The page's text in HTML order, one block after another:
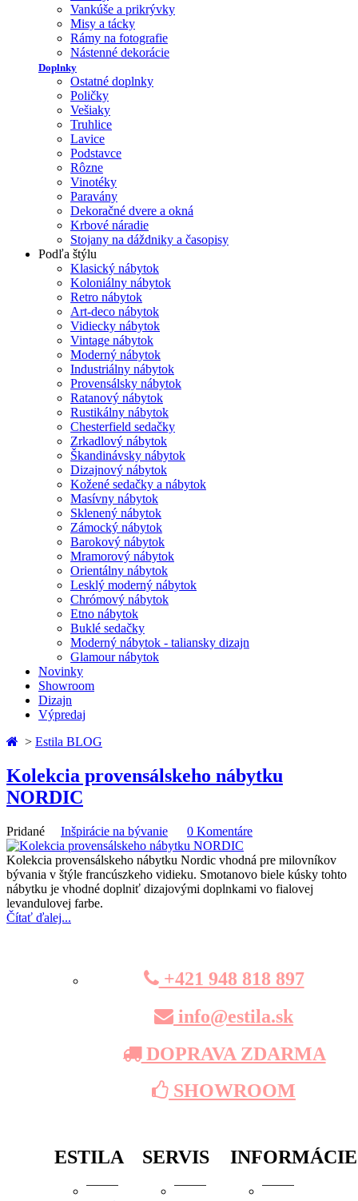
Vankúše a prikrývky
Misy a tácky
Rámy na fotografie
Nástenné dekorácie
Doplnky
Ostatné doplnky
Poličky
Vešiaky
Truhlice
Lavice
Podstavce
Rôzne
Vinotéky
Paravány
Dekoračné dvere a okná
Krbové náradie
Stojany na dáždniky a časopisy
Podľa štýlu
Klasický nábytok
Koloniálny nábytok
Retro nábytok
Art-deco nábytok
Vidiecky nábytok
Vintage nábytok
Moderný nábytok
Industriálny nábytok
Provensálsky nábytok
Ratanový nábytok
Rustikálny nábytok
Chesterfield sedačky
Zrkadlový nábytok
Škandinávsky nábytok
Dizajnový nábytok
Kožené sedačky a nábytok
Masívny nábytok
Sklenený nábytok
Zámocký nábytok
Barokový nábytok
Mramorový nábytok
Orientálny nábytok
Lesklý moderný nábytok
Chrómový nábytok
Etno nábytok
Buklé sedačky
Moderný nábytok - taliansky dizajn
Glamour nábytok
Novinky
Showroom
Dizajn
Výpredaj
> Estila BLOG
Kolekcia provensálskeho nábytku
NORDIC
Pridané Inšpirácie na bývanie 0 Komentáre
Kolekcia provensálskeho nábytku Nordic vhodná pre milovníkov
bývania v štýle francúszkeho vidieku. Smotanovo biele kúsky tohto
nábytku je vhodné doplniť dizajovými doplnkami vo fialovej
levandulovej farbe.
Čítať ďalej...
+421 948 818 897
info@estila.sk
DOPRAVA ZDARMA
SHOWROOM
ESTILA SERVIS INFORMÁCIE